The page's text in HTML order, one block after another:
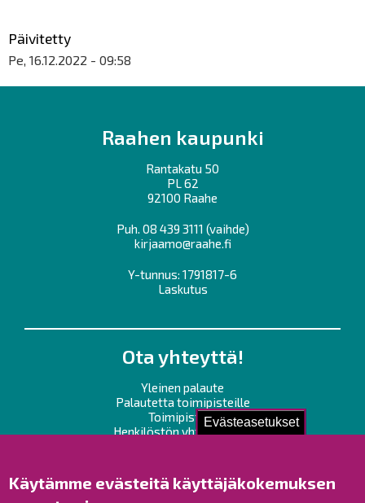
Evästeasetukset
Käytämme evästeitä käyttäjäkokemuksen
Päivitetty
Pe, 16.12.2022 - 09:58
Raahen kaupunki
Rantakatu 50
PL 62
92100 Raahe
Puh. 08 439 3111 (vaihde)
kirjaamo@raahe.fi
Y-tunnus: 1791817-6
Laskutus
Ota yhteyttä!
Yleinen palaute
Palautetta toimipisteille
Toimipisteet
Henkilöstön yhteystiedot
Raahe Facebookissa